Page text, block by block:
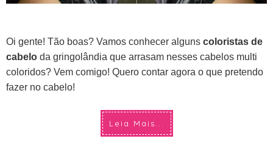
Oi gente! Tão boas? Vamos conhecer alguns coloristas de
cabelo da gringolândia que arrasam nesses cabelos multi
coloridos? Vem comigo! Quero contar agora o que pretendo
fazer no cabelo!
Leia Mais...